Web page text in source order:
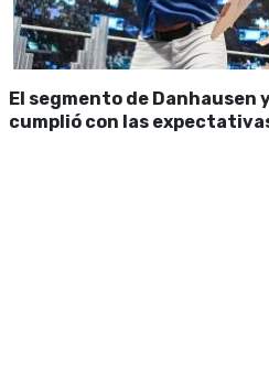
El segmento de Danhausen
cumplió con las expectativas